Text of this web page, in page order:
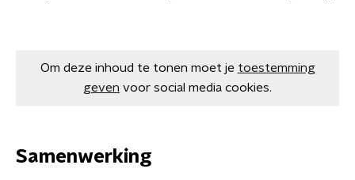
Om deze inhoud te tonen moet je toestemming
geven voor social media cookies.
Samenwerking